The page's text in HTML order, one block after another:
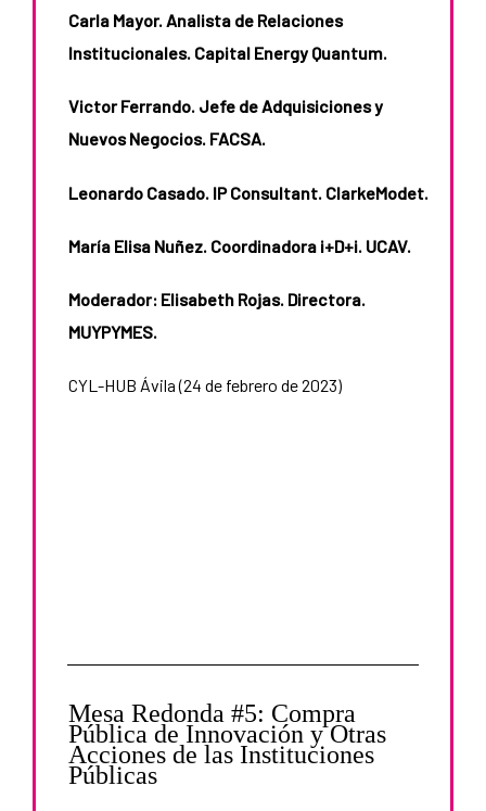
Carla Mayor. Analista de Relaciones
Institucionales. Capital Energy Quantum.
Victor Ferrando. Jefe de Adquisiciones y
Nuevos Negocios. FACSA.
Leonardo Casado. IP Consultant. ClarkeModet.
María Elisa Nuñez. Coordinadora i+D+i. UCAV.
Moderador: Elisabeth Rojas. Directora.
MUYPYMES.
CYL-HUB Ávila (24 de febrero de 2023)
Mesa Redonda #5: Compra
Pública de Innovación y Otras
Acciones de las Instituciones
Públicas